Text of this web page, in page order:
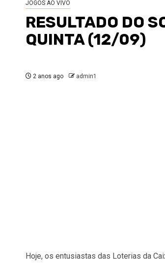
JOGOS AO VIVO
RESULTADO DO
QUINTA (12/09)
2 anos ago admin1
Hoje, os entusiastas das Loterias da